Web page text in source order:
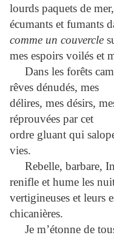
lourds paquets de mer,
écumants et fumants
comme un couvercle
mes espoirs voilés et
Dans les forêts
rêves dénudés, mes
délires, mes désirs,
réprouvées par cet
ordre gluant qui
vies.
Rebelle, barbare,
renifle et hume les
vertigineuses et leurs
chicanières.
Je m’étonne de